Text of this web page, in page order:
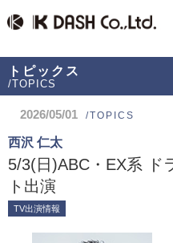
トピックス
/TOPICS
2026/05/01 /TOPICS
西沢 仁太
5/3(日)ABC・EX系 ド
ト出演
TV出演情報